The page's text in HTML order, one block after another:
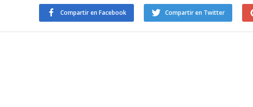
Compartir en Twitter
Compartir en Facebook